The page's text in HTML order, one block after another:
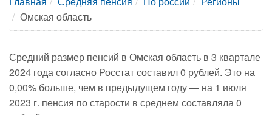
Омская область
Средний размер пенсий в Омская область в 3 квартале
2024 года согласно Росстат составил 0 рублей. Это на
0,00% больше, чем в предыдущем году — на 1 июля
2023 г. пенсия по старости в среднем составляла 0